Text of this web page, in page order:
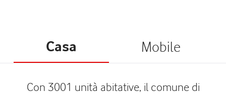
Casa Mobile
Con 3001 unità abitative, il comune di